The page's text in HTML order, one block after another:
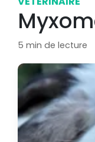
5 min de lecture